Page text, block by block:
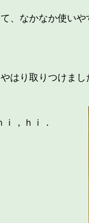
、なかなか使い
はり取りつけま
，ｈｉ．